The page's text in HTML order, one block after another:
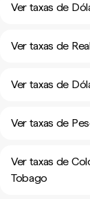
Ver taxas de
Ver taxas de
Ver taxas de
Ver taxas de
Ver taxas de
Tobago